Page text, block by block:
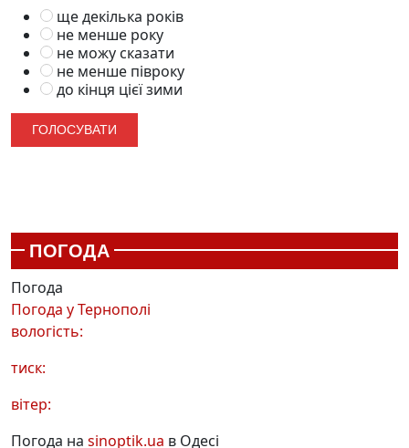
ще декілька років
не менше року
не можу сказати
не менше півроку
до кінця цієї зими
ПОГОДА
Погода
Погода уТернополі
вологість:
тиск:
вітер:
Погода на sinoptik.ua в Одесі